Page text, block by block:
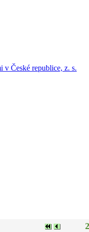
v České republice, z. s.